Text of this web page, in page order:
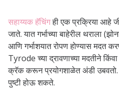
सहाय्यक हॅचिंगही एक प्रक्रिया आहे जी
जाते. यात गर्भाच्या बाहेरील थराला
आणि गर्भाशयात रोपण होण्यास मदत
Tyrode च्या द्रावणाच्या मदतीने
क्रॅक करून प्रयोगशाळेत अंडी उबवतो.
पुष्टी होऊ शकते.